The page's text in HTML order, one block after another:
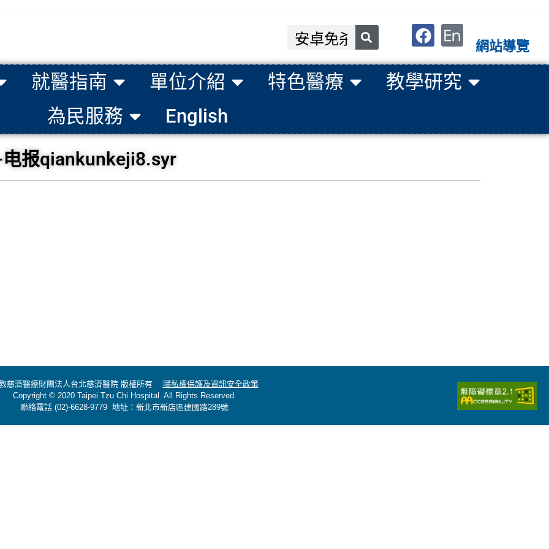
網站導覽
就醫指南 單位介紹 特色醫療
教學研究
為民服務
English
报qiankunkeji8.syr
慈濟醫療財團法人台北慈濟醫院 版權所有 隱私權保護及資訊安全政策
Copyright © 2020 Taipei Tzu Chi Hospital. All Rights Reserved.
聯絡電話 (02)-6628-9779 地址：新北市新店區建國路289號